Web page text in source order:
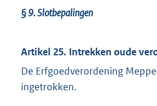
§ 9.Slotbepalingen
Artikel 25. Intrekken oude
De Erfgoedverordening
ingetrokken.